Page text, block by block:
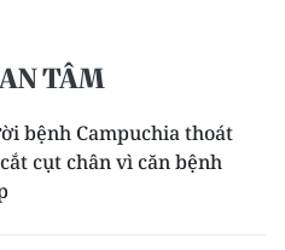
TÂM
bệnh Campuchia thoát
cụt chân vì căn bệnh